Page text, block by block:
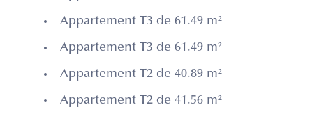
Appartement T3 de 61.49 m²
Appartement T3 de 61.49 m²
Appartement T2 de 40.89 m²
Appartement T2 de 41.56 m²